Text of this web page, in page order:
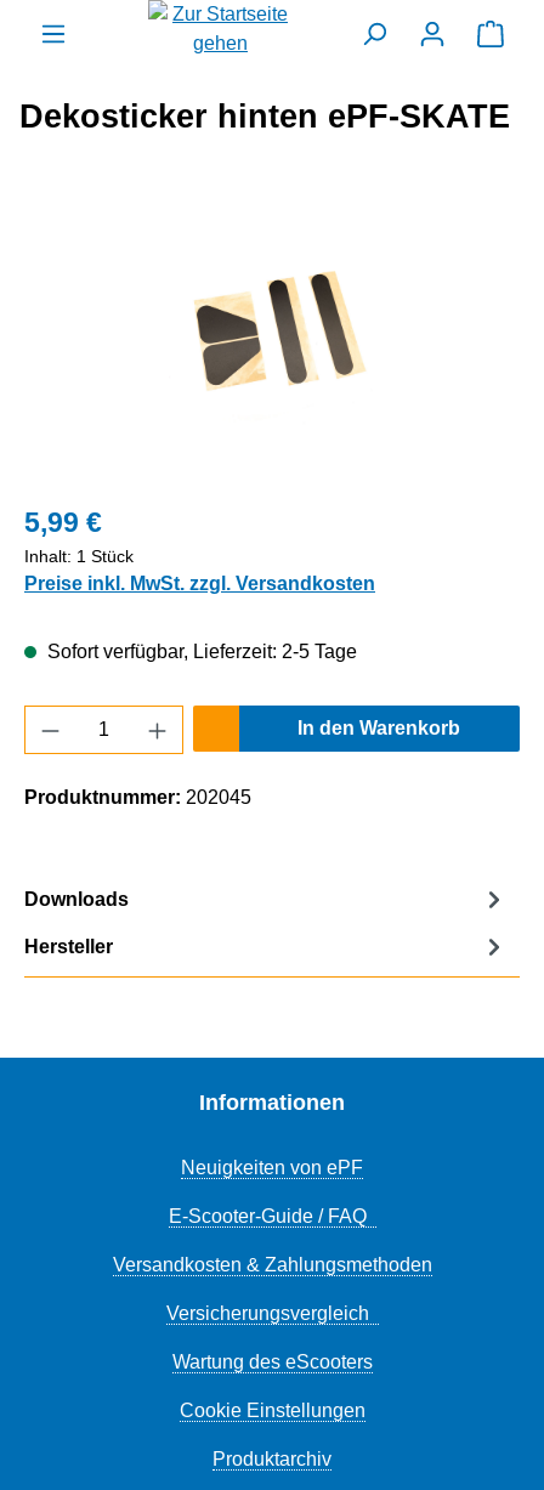
springen
Dekosticker hinten ePF-SKATE
5,99 €
Inhalt: 1 Stück
Preise inkl. MwSt. zzgl. Versandkosten
Sofort verfügbar, Lieferzeit: 2-5 Tage
Produkt Anzahl: Gib den gewünschten
In den Warenkorb
Produktnummer: 202045
Downloads
Hersteller
Informationen
Neuigkeiten von ePF
E-Scooter-Guide / FAQ
Versandkosten & Zahlungsmethoden
Versicherungsvergleich
Wartung des eScooters
Cookie Einstellungen
Produktarchiv